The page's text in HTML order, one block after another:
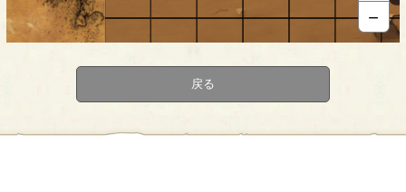
－
戻る